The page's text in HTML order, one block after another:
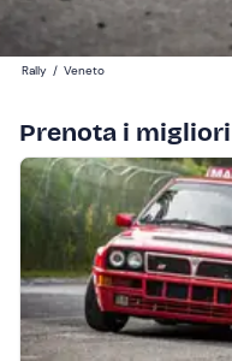
Rally / Veneto
Prenota i